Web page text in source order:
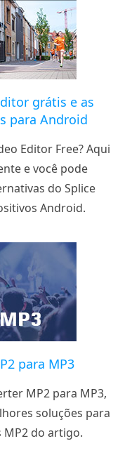
grátis e as
para Android
Editor Free? Aqui
e você pode
do Splice
Android.
para MP3
MP2 para MP3,
soluções para
do artigo.